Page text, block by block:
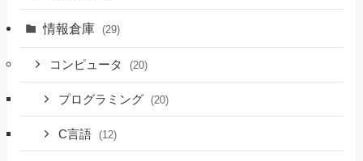
情報倉庫 (29)
コンピュータ (20)
プログラミング (20)
C言語 (12)